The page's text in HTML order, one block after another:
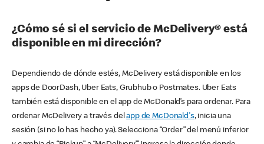
¿Cómo sé si el servicio de McDelivery® está
disponible en mi dirección?
Dependiendo de dónde estés, McDelivery está disponible en los
apps de DoorDash, Uber Eats, Grubhub o Postmates. Uber Eats
también está disponible en el app de McDonald’s para ordenar. Para
ordenar McDelivery a través delapp de McDonald's, inicia una
sesión (si no lo has hecho ya). Selecciona “Order” del menú inferior